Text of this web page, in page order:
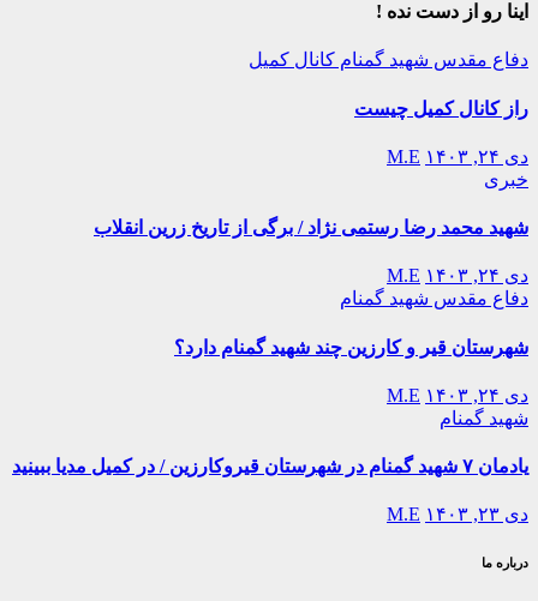
اینا رو از دست نده !
دفاع مقدس شهید گمنام کانال کمیل
راز کانال کمیل چیست
دی ۲۴, ۱۴۰۳
M.E
خبری
شهید محمد رضا رستمی نژاد / برگی از تاریخ زرین انقلاب
دی ۲۴, ۱۴۰۳
M.E
دفاع مقدس شهید گمنام
شهرستان قیر و کارزین چند شهید گمنام دارد؟
دی ۲۴, ۱۴۰۳
M.E
شهید گمنام
یادمان ۷ شهید گمنام در شهرستان قیروکارزین / در کمیل مدیا ببینید
دی ۲۳, ۱۴۰۳ M.E
درباره ما